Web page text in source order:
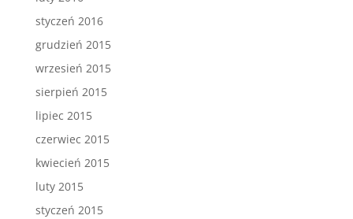
styczeń 2016
grudzień 2015
wrzesień 2015
sierpień 2015
lipiec 2015
czerwiec 2015
kwiecień 2015
luty 2015
styczeń 2015